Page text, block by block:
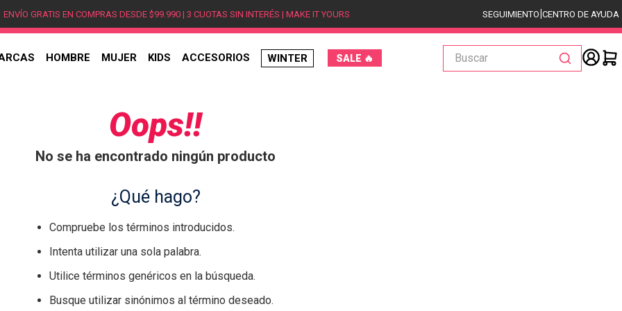
ENVÍO GRATIS EN COMPRAS DESDE $99.990 | 3 CUOTAS SIN INTERÉS | MAKE IT YOURS SEGUIMIENTO|CENTRO DE AYUDA
HOMBRE MUJER KIDS ACCESORIOS WINTER SALE 🔥
Buscar
Oops!!
No se ha encontrado ningún producto
¿Qué hago?
Compruebe los términos introducidos.
Intenta utilizar una sola palabra.
Utilice términos genéricos en la búsqueda.
Busque utilizar sinónimos al término deseado.
2
jordan
3.
mujer
5.
zapatillas
6.
zapatillas jordan
7.
zapatillas hombre
8.
new balance
9. zapatillas nike